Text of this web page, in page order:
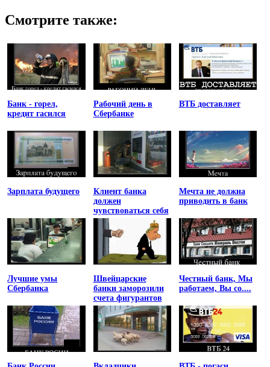
Смотрите также:
Банк - горел,
кредит гасился
Рабочий день в
Сбербанке
ВТБ доставляет
Зарплата будущего
Клиент банка
должен
чувствоваться себя
униженным
Мечта не должна
приводить в банк
Лучшие умы
Сбербанка
Швейцарские
банки заморозили
счета фигурантов
списка
Магнитского
Честный банк, Мы
работаем, Вы со....